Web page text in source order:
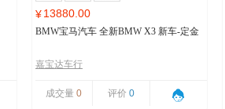
¥13880.00
BMW宝马汽车 全新BMW X3 新车-定金
嘉宝达车行
成交量 0 评价 0